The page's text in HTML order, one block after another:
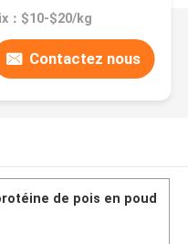
：$10-$20/kg
Contactez nous
de pois en poud